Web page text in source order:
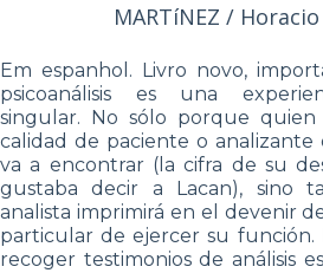
MARTíNEZ /
Em espanhol. Livro novo,
psicoanálisis es una
singular. No sólo porque
calidad de paciente o
va a encontrar (la cifra de su
gustaba decir a Lacan), sino
analista imprimirá en el devenir
particular de ejercer su función.
recoger testimonios de análisis